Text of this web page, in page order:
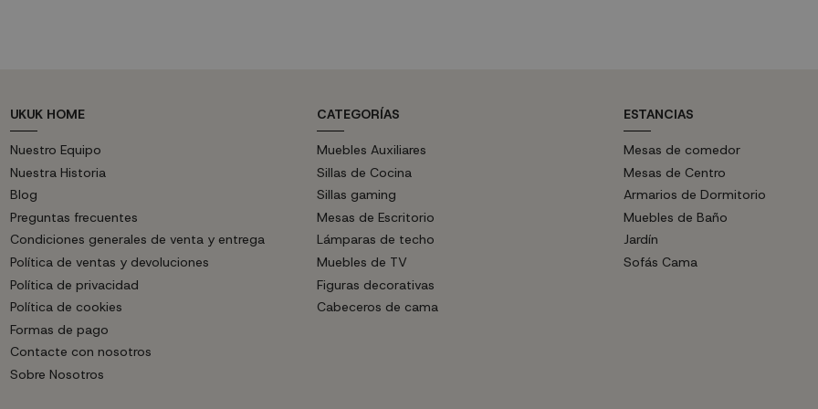
UKUK HOME
Nuestro Equipo
Nuestra Historia
Blog
Preguntas frecuentes
Condiciones generales de venta y entrega
Política de ventas y devoluciones
Política de privacidad
Política de cookies
Formas de pago
Contacte con nosotros
Sobre Nosotros
CATEGORÍAS
Muebles Auxiliares
Sillas de Cocina
Sillas gaming
Mesas de Escritorio
Lámparas de techo
Muebles de TV
Figuras decorativas
Cabeceros de cama
ESTANCIAS
Mesas de comedor
Mesas de Centro
Armarios de Dormitorio
Muebles de Baño
Jardín
Sofás Cama